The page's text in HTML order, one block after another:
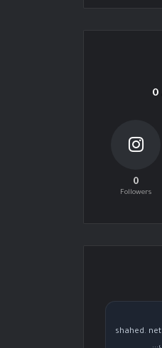
0
0
Followers
سيرفار سقط لية مقش زى shahed. net